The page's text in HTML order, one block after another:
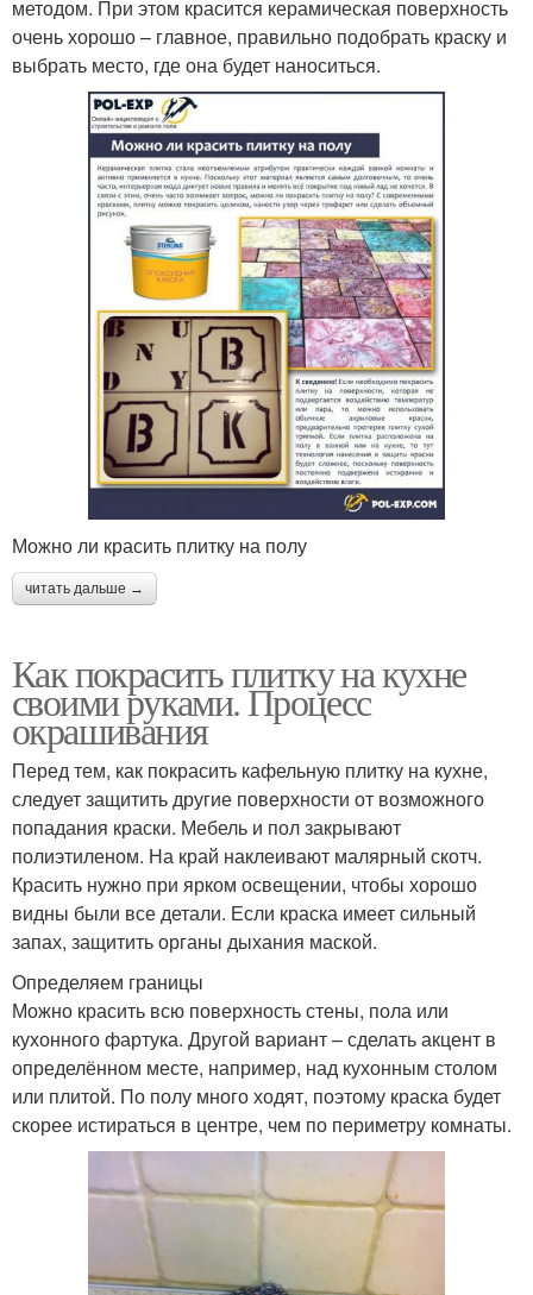
методом. При этом красится керамическая поверхность
очень хорошо – главное, правильно подобрать краску и
выбрать место, где она будет наноситься.
Можно ли красить плитку на полу
читать дальше →
Как покрасить плитку на кухне
своими руками. Процесс
окрашивания
Перед тем, как покрасить кафельную плитку на кухне,
следует защитить другие поверхности от возможного
попадания краски. Мебель и пол закрывают
полиэтиленом. На край наклеивают малярный скотч.
Красить нужно при ярком освещении, чтобы хорошо
видны были все детали. Если краска имеет сильный
запах, защитить органы дыхания маской.
Определяем границы
Можно красить всю поверхность стены, пола или
кухонного фартука. Другой вариант – сделать акцент в
определённом месте, например, над кухонным столом
или плитой. По полу много ходят, поэтому краска будет
скорее истираться в центре, чем по периметру комнаты.